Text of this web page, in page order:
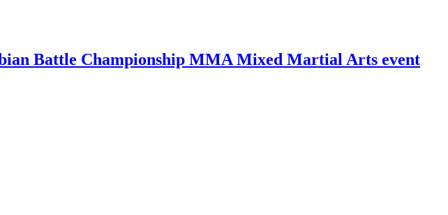
Battle Championship MMA Mixed Martial Arts event